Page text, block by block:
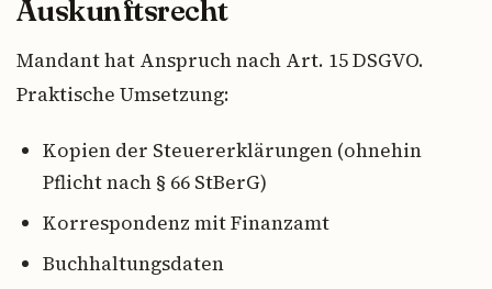
Auskunftsrecht
Mandant hat Anspruch nach Art. 15 DSGVO.
Praktische Umsetzung:
Kopien der Steuererklärungen (ohnehin
Pflicht nach § 66 StBerG)
Korrespondenz mit Finanzamt
Buchhaltungsdaten